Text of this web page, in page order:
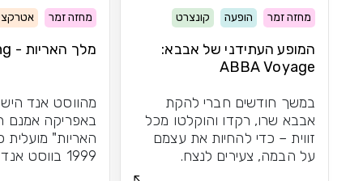
מחזה זמר הופעה קונצרט
המופע העתידני של אבבא:
ABBA Voyage
במשך חודשים חברי להקת
אבבא שרו, רקדו והוקלטו מכל
זווית – כדי להחיות את עצמם
על הבמה, צעירים לנצח.
מחזה זמר
מלך האריות - The Lion King
מהווסט אנד
באפריקה אמנם
האריות"
1999 בווסט